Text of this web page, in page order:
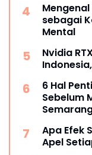
sebagai
Mental
Nvidia
6 Hal
Sebelum
Apa Efek
Apel